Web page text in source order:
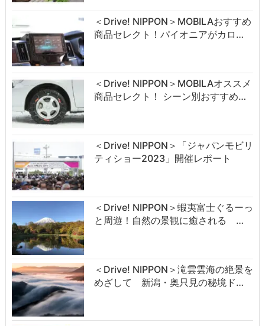
＜Drive! NIPPON＞MOBILAおすすめ
商品セレクト！パイオニアがカロ…
＜Drive! NIPPON＞MOBILAオススメ
商品セレクト！ シーン別おすすめ…
＜Drive! NIPPON＞「ジャパンモビリ
ティショー2023」開催レポート
＜Drive! NIPPON＞蝦夷富士ぐるーっ
と周遊！自然の景観に癒される …
＜Drive! NIPPON＞滝雲雲海の絶景を
めざして 新潟・奥只見の秘境ド…